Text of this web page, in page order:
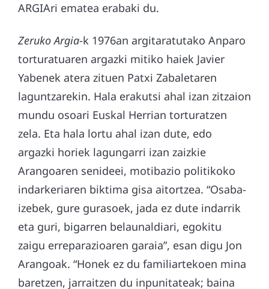
ARGIAri ematea erabaki du.
Zeruko Argia-k 1976an argitaratutako Anparo
torturatuaren argazki mitiko haiek Javier
Yabenek atera zituen Patxi Zabaletaren
laguntzarekin. Hala erakutsi ahal izan zitzaion
mundu osoari Euskal Herrian torturatzen
zela. Eta hala lortu ahal izan dute, edo
argazki horiek lagungarri izan zaizkie
Arangoaren senideei, motibazio politikoko
indarkeriaren biktima gisa aitortzea. “Osaba-
izebek, gure gurasoek, jada ez dute indarrik
eta guri, bigarren belaunaldiari, egokitu
zaigu erreparazioaren garaia”, esan digu Jon
Arangoak. “Honek ez du familiartekoen mina
baretzen, jarraitzen du inpunitateak; baina